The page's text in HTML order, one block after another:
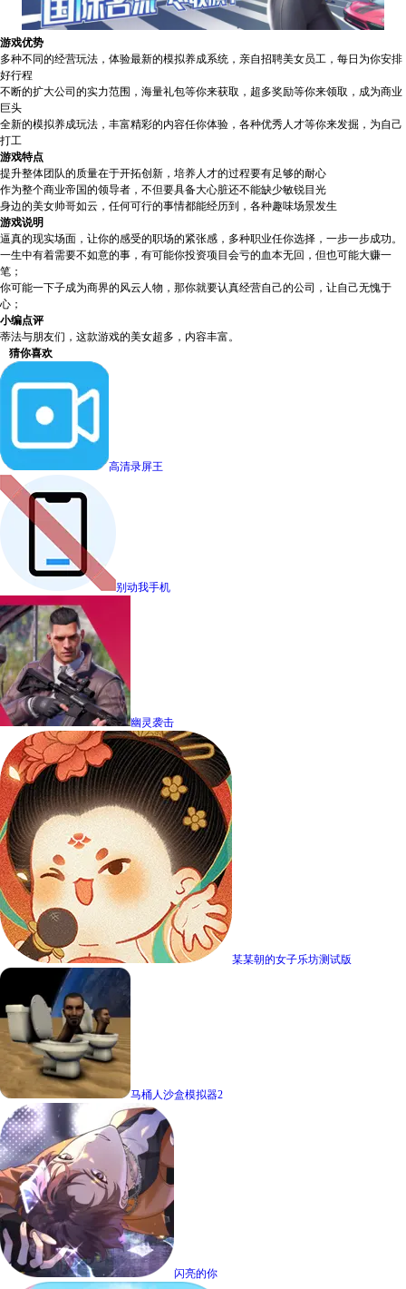
游戏优势
多种不同的经营玩法，体验最新的模拟养成系统，亲自招聘美女员工，每日为你安排
好行程
不断的扩大公司的实力范围，海量礼包等你来获取，超多奖励等你来领取，成为商业
巨头
全新的模拟养成玩法，丰富精彩的内容任你体验，各种优秀人才等你来发掘，为自己
打工
游戏特点
提升整体团队的质量在于开拓创新，培养人才的过程要有足够的耐心
作为整个商业帝国的领导者，不但要具备大心脏还不能缺少敏锐目光
身边的美女帅哥如云，任何可行的事情都能经历到，各种趣味场景发生
游戏说明
逼真的现实场面，让你的感受的职场的紧张感，多种职业任你选择，一步一步成功。
一生中有着需要不如意的事，有可能你投资项目会亏的血本无回，但也可能大赚一
笔；
你可能一下子成为商界的风云人物，那你就要认真经营自己的公司，让自己无愧于
心；
小编点评
蒂法与朋友们，这款游戏的美女超多，内容丰富。
猜你喜欢
高清录屏王
别动我手机
幽灵袭击
某某朝的女子乐坊测试版
马桶人沙盒模拟器2
闪亮的你